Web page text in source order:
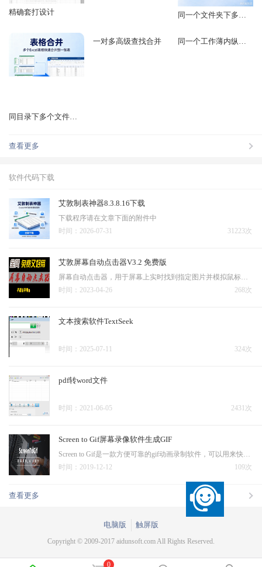
精确套打设计
一对多高级查找合并
查看更多
软件代码下载
艾敦制表神器8.3.8.16下载
下载程序请在文章下面的附件中
31223次
时间：2026-07-31
艾敦屏幕自动点击器V3.2 免费版
屏幕自动点击器，用于屏幕上实时找到指定图片并模拟鼠标点击，主要用于辅助网课学习，这软件绿色版下载可直接免费使用
268次
时间：2023-04-26
文本搜索软件TextSeek
324次
时间：2025-07-11
pdf转word文件
2431次
时间：2021-06-05
Screen to Gif屏幕录像软件生成GIF
Screen to Gif是一款方便可靠的gif动画录制软件，可以用来快速录制屏幕上的指定区域，将其直接保存为GIF动画文件，十分好用，推荐需要的用户下载使用
109次
时间：2019-12-12
查看更多
电脑版 触屏版
Copyright © 2009-2017 aidunsoft.com All Rights Reserved.
0